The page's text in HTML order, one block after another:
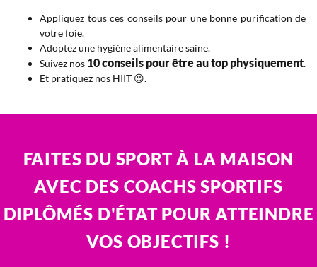
Appliquez tous ces conseils pour une bonne purification de
votre foie.
Adoptez une hygiène alimentaire saine.
Suivez nos 10 conseils pour être au top physiquement.
Et pratiquez nos HIIT 😉.
FAITES DU SPORT À LA MAISON
AVEC DES COACHS SPORTIFS
DIPLÔMÉS D'ÉTAT POUR ATTEINDRE
VOS OBJECTIFS !